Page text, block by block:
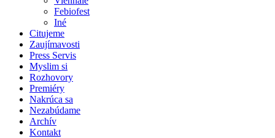
Febiofest
Iné
Citujeme
Zaujímavosti
Press Servis
Myslim si
Rozhovory
Premiéry
Nakrúca sa
Nezabúdame
Archív
Kontakt